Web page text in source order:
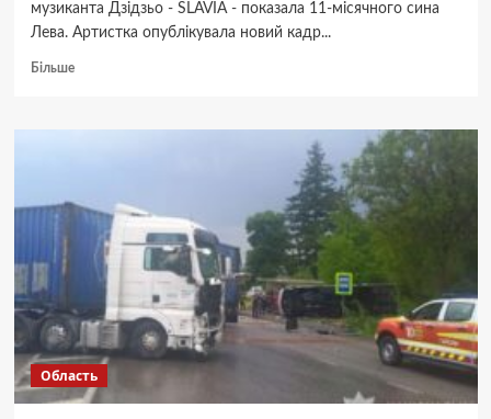
музиканта Дзідзьо - SLAVIA - показала 11-місячного сина
Лева. Артистка опублікувала новий кадр...
БільшеДокладніше
дружина
місячного
(фото)
Область